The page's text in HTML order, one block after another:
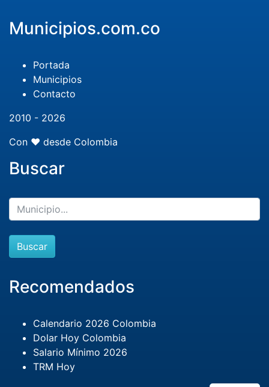
Municipios.com.co
Portada
Municipios
Contacto
2010 - 2026
Con ❤️ desde Colombia
Buscar
Buscar
Recomendados
Calendario 2026 Colombia
Dolar Hoy Colombia
Salario Mínimo 2026
TRM Hoy